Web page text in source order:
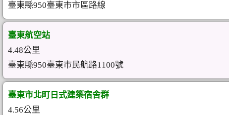
臺東縣950臺東市市區路線
臺東航空站
4.48公里
臺東縣950臺東市民航路1100號
臺東市北町日式建築宿舍群
4.56公里